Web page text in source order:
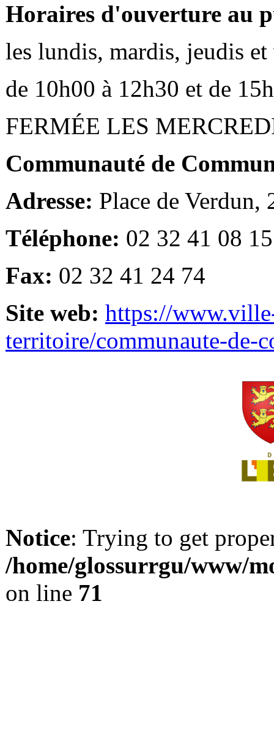
Horaires d'ouverture au
les lundis, mardis, jeudis et
de 10h00 à 12h30 et de
FERMÉE LES
Communauté de
Adresse: Place de Verdun,
Téléphone: 02 32 41 08 15
Fax: 02 32 41 24 74
Site web: https://
territoire/communaute-de-
Notice: Trying to get
/home/glossurrgu/www/
on line 71